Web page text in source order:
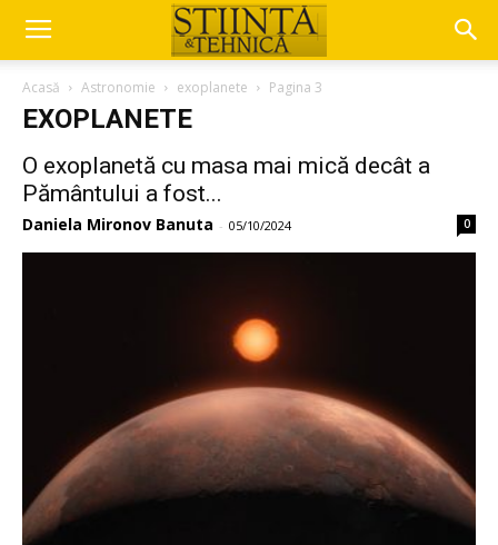
Acasă Astronomie exoplanete Pagina 3
EXOPLANETE
O exoplanetă cu masa mai mică decât a
Pământului a fost...
Daniela Mironov Banuta - 05/10/2024 0